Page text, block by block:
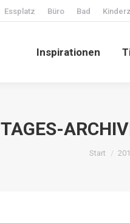
Essplatz Büro Bad
Inspirationen
TAGES-
Sie
Start
Inspirationen